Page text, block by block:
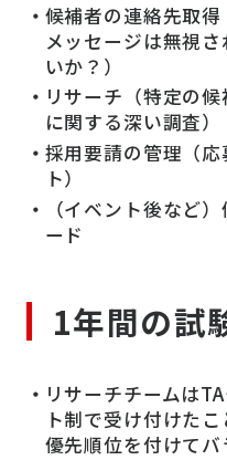
候補者の連絡先取
メッセージは無視
いか？）
リサーチ（特定の
に関する深い調査）
採用要請の管理（
ト）
（イベント後など
ード
1年間の試
リサーチチームは
ト制で受け付けたこ
優先順位を付けて